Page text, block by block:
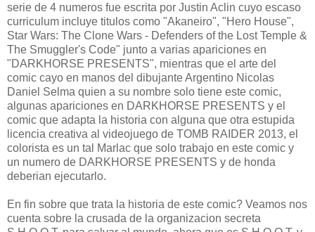
serie de 4 numeros fue escrita por Justin Aclin cuyo escaso
curriculum incluye titulos como "Akaneiro", "Hero House",
Star Wars: The Clone Wars - Defenders of the Lost Temple &
The Smuggler's Code" junto a varias apariciones en
"DARKHORSE PRESENTS", mientras que el arte del
comic cayo en manos del dibujante Argentino Nicolas
Daniel Selma quien a su nombre solo tiene este comic,
algunas apariciones en DARKHORSE PRESENTS y el
comic que adapta la historia con alguna que otra estupida
licencia creativa al videojuego de TOMB RAIDER 2013, el
colorista es un tal Marlac que solo trabajo en este comic y
un numero de DARKHORSE PRESENTS y de honda
deberian ejecutarlo.
En fin sobre que trata la historia de este comic? Veamos nos
cuenta sobre la crusada de la organizacion secreta